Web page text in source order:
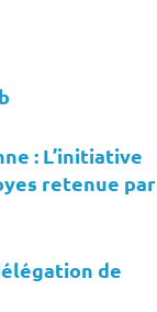
: L’initiative
retenue par
de